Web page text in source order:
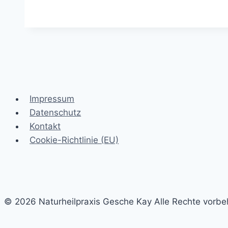
✨
Impressum
Datenschutz
Kontakt
Cookie-Richtlinie (EU)
© 2026 Naturheilpraxis Gesche Kay Alle Rechte